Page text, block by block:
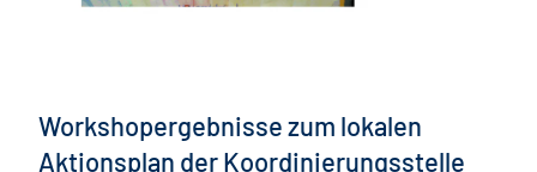
Workshopergebnisse zum lokalen
Aktionsplan der Koordinierungsstelle